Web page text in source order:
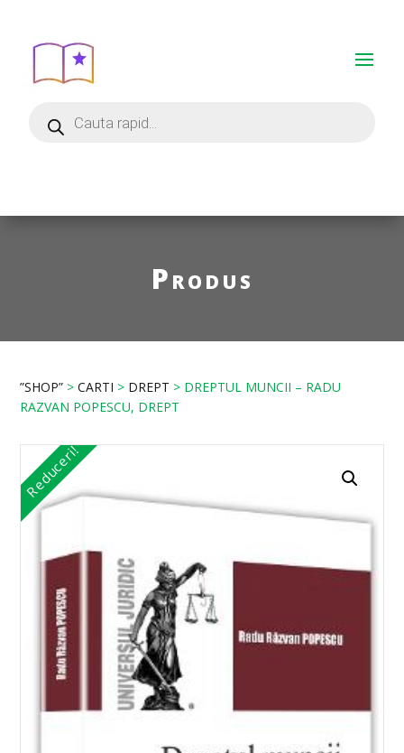
Produs
”SHOP” >CARTI > DREPT > DREPTUL MUNCII – RADU
RAZVAN POPESCU, DREPT
Reduceri!